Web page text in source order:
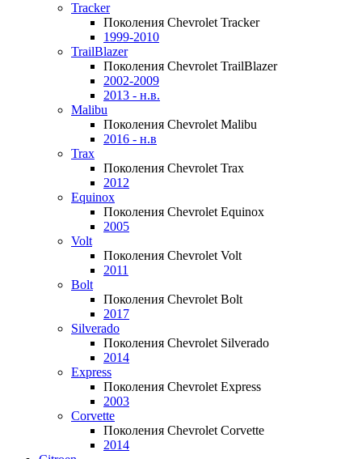
Tracker
Поколения Chevrolet Tracker
1999-2010
TrailBlazer
Поколения Chevrolet TrailBlazer
2002-2009
2013 - н.в.
Malibu
Поколения Chevrolet Malibu
2016 - н.в
Trax
Поколения Chevrolet Trax
2012
Equinox
Поколения Chevrolet Equinox
2005
Volt
Поколения Chevrolet Volt
2011
Bolt
Поколения Chevrolet Bolt
2017
Silverado
Поколения Chevrolet Silverado
2014
Express
Поколения Chevrolet Express
2003
Corvette
Поколения Chevrolet Corvette
2014